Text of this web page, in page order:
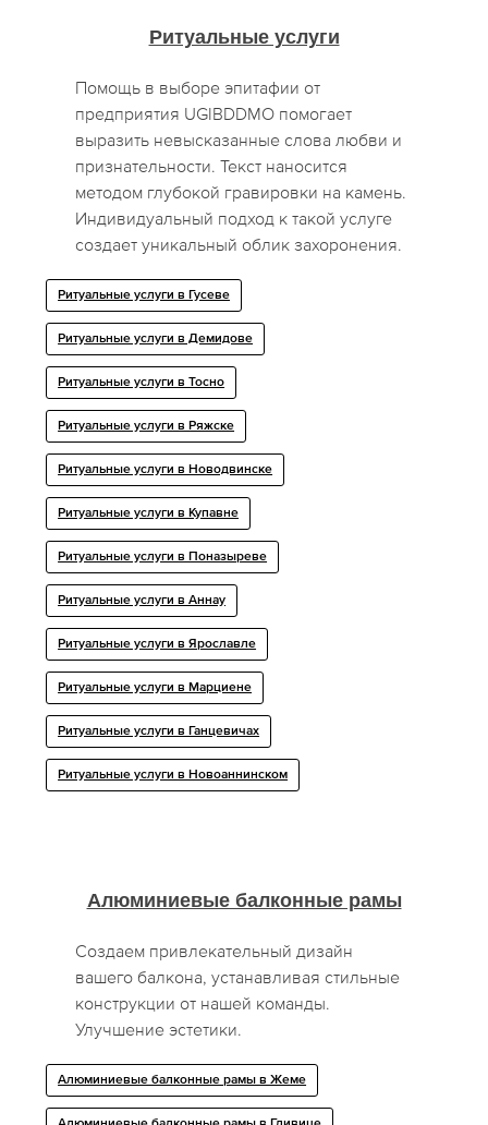
Ритуальные услуги
Помощь в выборе эпитафии от
предприятия UGIBDDMO помогает
выразить невысказанные слова любви и
признательности. Текст наносится
методом глубокой гравировки на камень.
Индивидуальный подход к такой услуге
создает уникальный облик захоронения.
Ритуальные услуги в Гусеве
Ритуальные услуги в Демидове
Ритуальные услуги в Тосно
Ритуальные услуги в Ряжске
Ритуальные услуги в Новодвинске
Ритуальные услуги в Купавне
Ритуальные услуги в Поназыреве
Ритуальные услуги в Аннау
Ритуальные услуги в Ярославле
Ритуальные услуги в Марциене
Ритуальные услуги в Ганцевичах
Ритуальные услуги в Новоаннинском
Алюминиевые балконные рамы
Создаем привлекательный дизайн
вашего балкона, устанавливая стильные
конструкции от нашей команды.
Улучшение эстетики.
Алюминиевые балконные рамы в Жеме